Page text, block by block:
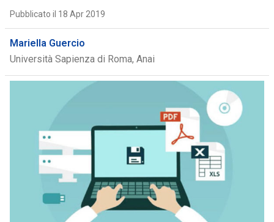
Pubblicato il 18 Apr 2019
Mariella Guercio
Università Sapienza di Roma, Anai